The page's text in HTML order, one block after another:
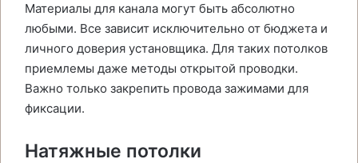
Материалы для канала могут быть абсолютно
любыми. Все зависит исключительно от бюджета и
личного доверия установщика. Для таких потолков
приемлемы даже методы открытой проводки.
Важно только закрепить провода зажимами для
фиксации.
Натяжные потолки